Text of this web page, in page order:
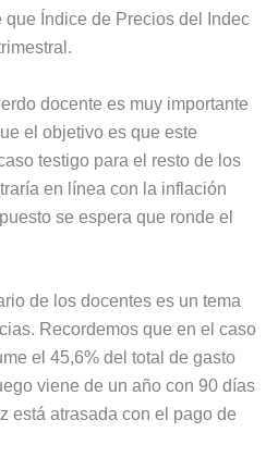
que Índice de Precios del Indec
docente es muy importante
el objetivo es que este
testigo para el resto de los
en línea con la inflación
se espera que ronde el
de los docentes es un tema
Recordemos que en el caso
el 45,6% del total de gasto
viene de un año con 90 días
está atrasada con el pago de